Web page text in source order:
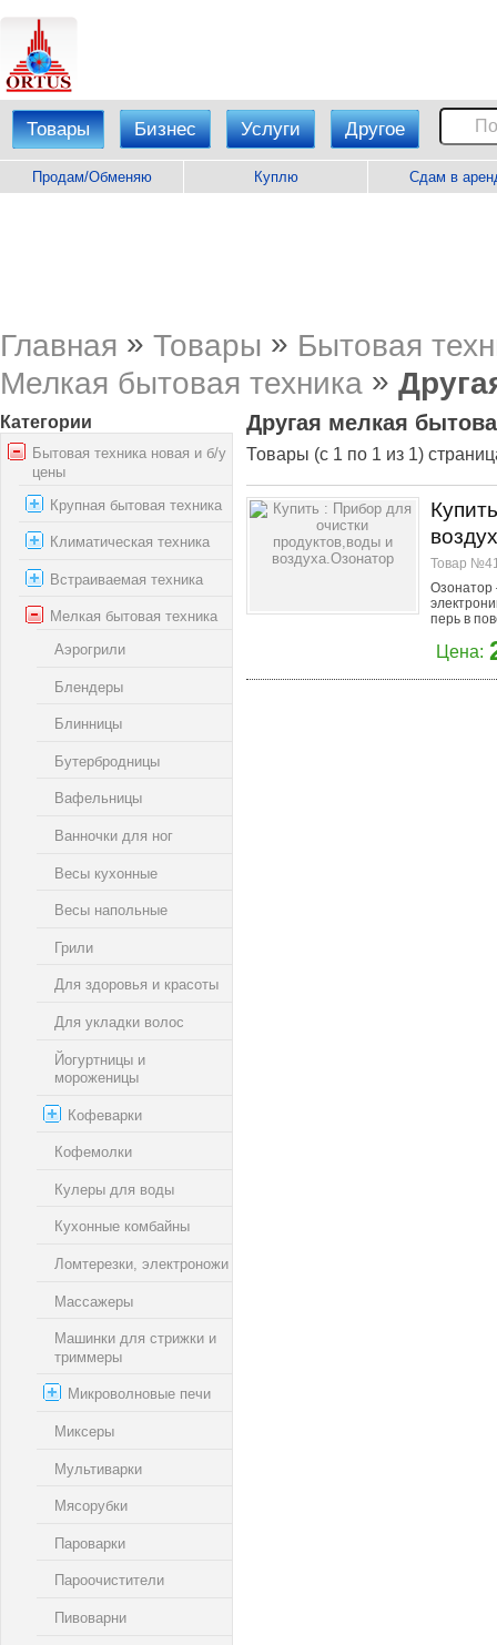
Товары Бизнес Услуги Другое
Продам/Обменяю Куплю Сдам в
Главная » Товары » Бытовая
Мелкая бытовая техника »
Категории
Бытовая техника новая и б/у
цены
Крупная бытовая техника
Климатическая техника
Встраиваемая техника
Мелкая бытовая техника
Аэрогрили
Блендеры
Блинницы
Бутербродницы
Вафельницы
Ванночки для ног
Весы кухонные
Весы напольные
Грили
Для здоровья и красоты
Для укладки волос
Йогуртницы и
мороженицы
Кофеварки
Кофемолки
Кулеры для воды
Кухонные комбайны
Ломтерезки, электроножи
Массажеры
Машинки для стрижки и
триммеры
Микроволновые печи
Миксеры
Мультиварки
Мясорубки
Пароварки
Пароочистители
Пивоварни
Другая мелкая
Товары (с 1 по 1 из 1)
Товар
Озонатор
перь в
Цена: